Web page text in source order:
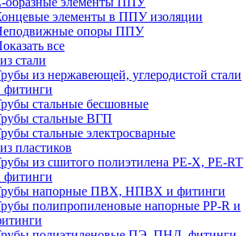
элементы в ППУ изоляции
опоры ППУ
все
стали
из нержавеющей, углеродистой стали
фитинги
стальные бесшовные
стальные ВГП
стальные электросварные
пластиков
из сшитого полиэтилена PE-X, PE-RT
фитинги
напорные ПВХ, НПВХ и фитинги
полипропиленовые напорные PP-R и